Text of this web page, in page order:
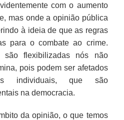
com o aumento
mas onde a opinião pública
à ideia de que as regras
para o combate ao crime.
são flexibilizadas nós não
pois podem ser afetados
individuais, que são
na democracia.
da opinião, o que temos